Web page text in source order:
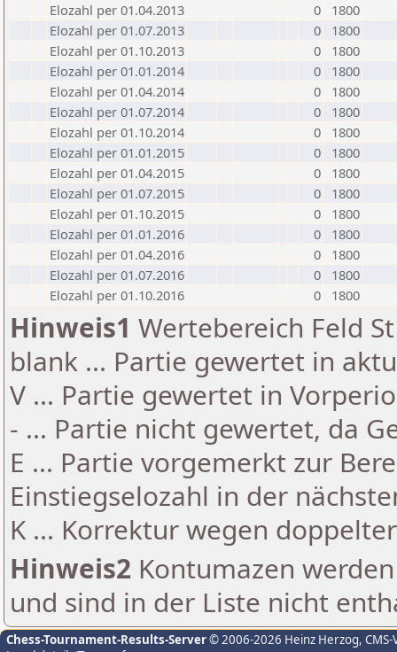
Elozahl per 01.04.2013
0
1800
Elozahl per 01.07.2013
0
1800
Elozahl per 01.10.2013
0
1800
Elozahl per 01.01.2014
0
1800
Elozahl per 01.04.2014
0
1800
Elozahl per 01.07.2014
0
1800
Elozahl per 01.10.2014
0
1800
Elozahl per 01.01.2015
0
1800
Elozahl per 01.04.2015
0
1800
Elozahl per 01.07.2015
0
1800
Elozahl per 01.10.2015
0
1800
Elozahl per 01.01.2016
0
1800
Elozahl per 01.04.2016
0
1800
Elozahl per 01.07.2016
0
1800
Elozahl per 01.10.2016
0 1800
Hinweis1 Wertebereich Feld
blank ... Partie gewertet in
V ... Partie gewertet in
- ... Partie nicht gewertet, da
E ... Partie vorgemerkt zur
Einstiegselozahl in der
K ... Korrektur wegen
Hinweis2 Kontumazen
und sind in der Liste nicht
Chess-Tournament-Results-Server© 2006-2026 Heinz Herzog,